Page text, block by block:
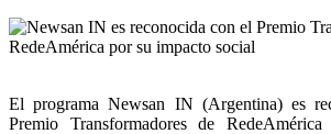
El programa Newsan IN (Argentina) es
Premio Transformadores de